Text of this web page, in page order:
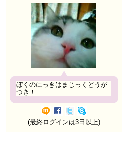
ぼくのにっきはまじっくどうが
つき！
(最終ログインは3日以上)